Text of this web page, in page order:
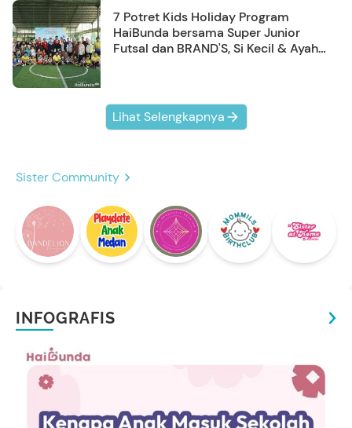
7 Potret Kids Holiday Program
HaiBunda bersama Super Junior
Futsal dan BRAND'S, Si Kecil & Ayah
Lihat Selengkapnya
Sister Community
INFOGRAFIS